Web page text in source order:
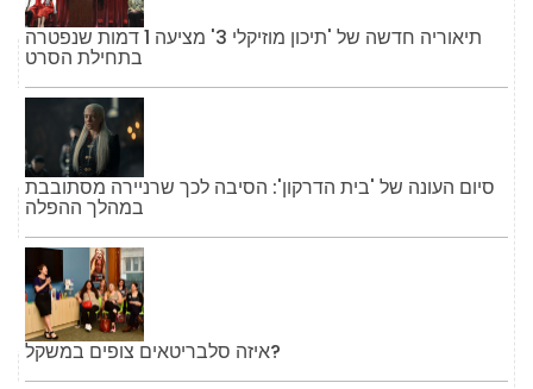
תיאוריה חדשה של 'תיכון מוזיקלי 3' מציעה 1 דמות שנפטרה
בתחילת הסרט
סיום העונה של 'בית הדרקון': הסיבה לכך שרניירה מסתובבת
במהלך ההפלה
איזה סלבריטאים צופים במשקל?